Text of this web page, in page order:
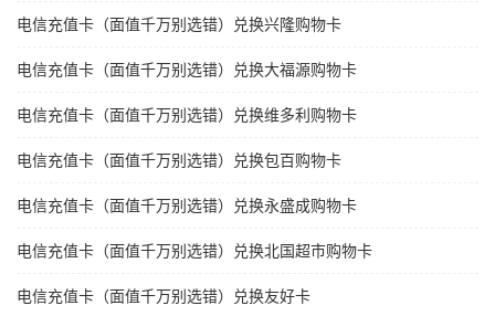
电信充值卡（面值千万别选错）兑换兴隆购物卡
电信充值卡（面值千万别选错）兑换大福源购物卡
电信充值卡（面值千万别选错）兑换维多利购物卡
电信充值卡（面值千万别选错）兑换包百购物卡
电信充值卡（面值千万别选错）兑换永盛成购物卡
电信充值卡（面值千万别选错）兑换北国超市购物卡
电信充值卡（面值千万别选错）兑换友好卡